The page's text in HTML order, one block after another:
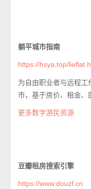
躺平城市指南
https://hsya.top/
为自由职业者与远程
市，基于房价、租金、
更多数字游民资源
豆瓣租房搜索引擎
https://www.douzf.cn